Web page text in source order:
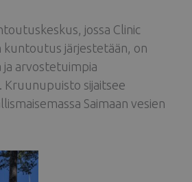
jossa Clinic
kuntoutus järjestetään, on
ja arvostetuimpia
Kruunupuisto sijaitsee
Saimaan vesien